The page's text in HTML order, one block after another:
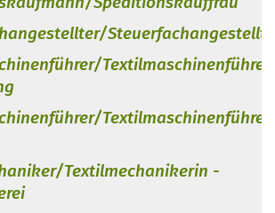
Steuerfachangestellte
Textilmechanikerin -